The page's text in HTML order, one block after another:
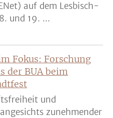
auf dem Lesbisch-
und 19. ...
Fokus: Forschung
der BUA beim
und
zunehmender